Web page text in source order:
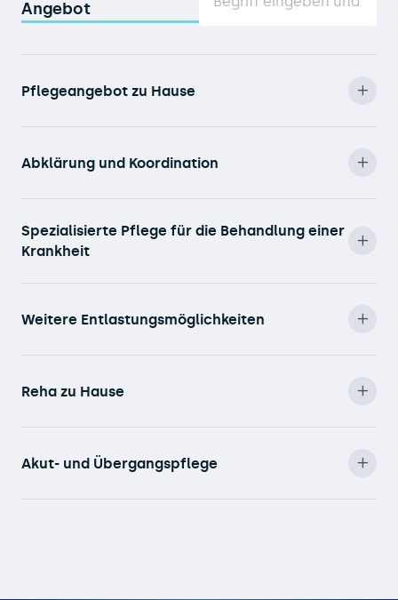
Angebot
Pflegeangebot zu Hause
Abklärung und Koordination
Spezialisierte Pflege für die Behandlung einer
Krankheit
Weitere Entlastungsmöglichkeiten
Reha zu Hause
Akut- und Übergangspflege